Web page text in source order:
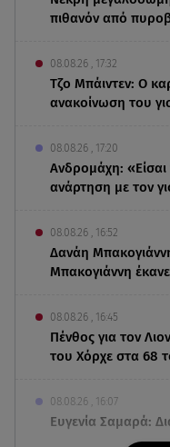
πιθανόν από
08.08.26 , 17:32
Τζο Μπάιντεν: Ο
ανακοίνωση του
08.08.26 , 17:20
Ανδρομάχη:
ανάρτηση με τον
08.08.26 , 16:52
Δανάη
Μπακογιάννη
08.08.26 , 16:45
Πένθος για τον
του Χόρχε στα 68
08.08.26 , 16:07
Ευγενία Σαμαρά:
Μουτσινά - Πού